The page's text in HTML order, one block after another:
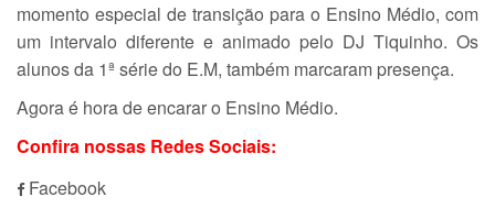
momento especial de transição para o Ensino Médio, com
um intervalo diferente e animado pelo DJ Tiquinho. Os
alunos da 1ª série do E.M, também marcaram presença.
Agora é hora de encarar o Ensino Médio.
Confira nossas Redes Sociais:
Facebook